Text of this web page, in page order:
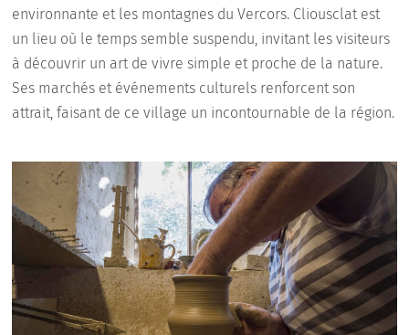
environnante et les montagnes du Vercors. Cliousclat est
un lieu où le temps semble suspendu, invitant les visiteurs
à découvrir un art de vivre simple et proche de la nature.
Ses marchés et événements culturels renforcent son
attrait, faisant de ce village un incontournable de la région.